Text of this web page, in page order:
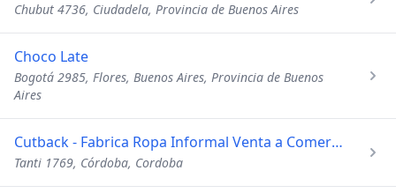
Chubut 4736, Ciudadela, Provincia de Buenos Aires
Choco Late
Bogotá 2985, Flores, Buenos Aires, Provincia de Buenos
Aires
Cutback - Fabrica Ropa Informal Venta a Comerciantes
Tanti 1769, Córdoba, Cordoba